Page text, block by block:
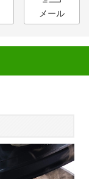
メール